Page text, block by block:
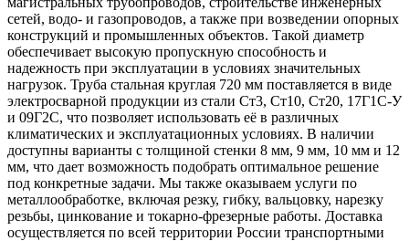
сетей, водо- и газопроводов, а также при возведении опорных
конструкций и промышленных объектов. Такой диаметр
обеспечивает высокую пропускную способность и
надежность при эксплуатации в условиях значительных
нагрузок. Труба стальная круглая 720 мм поставляется в виде
электросварной продукции из стали Ст3, Ст10, Ст20, 17Г1С-У
и 09Г2С, что позволяет использовать её в различных
климатических и эксплуатационных условиях. В наличии
доступны варианты с толщиной стенки 8 мм, 9 мм, 10 мм и 12
мм, что дает возможность подобрать оптимальное решение
под конкретные задачи. Мы также оказываем услуги по
металлообработке, включая резку, гибку, вальцовку, нарезку
резьбы, цинкование и токарно-фрезерные работы. Доставка
осуществляется по всей территории России транспортными